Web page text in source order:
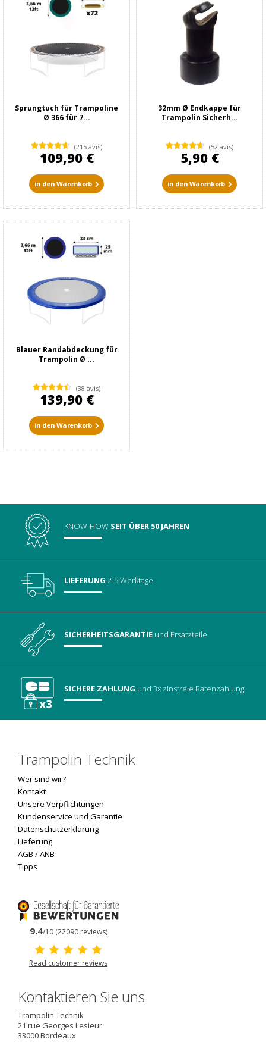
Sprungtuch für Trampoline
Ø 366 für 7...
(215 avis)
109,90 €
in den Warenkorb
32mm Ø Endkappe für
Trampolin Sicherh...
(52 avis)
5,90 €
in den Warenkorb
Blauer Randabdeckung für
Trampolin Ø ...
(38 avis)
139,90 €
in den Warenkorb
KNOW-HOW SEIT ÜBER 50 JAHREN
LIEFERUNG 2-5 Werktage
SICHERHEITSGARANTIE und Ersatzteile
SICHERE ZAHLUNG und 3x zinsfreie Ratenzahlung
Trampolin Technik
Wer sind wir?
Kontakt
Unsere Verpflichtungen
Kundenservice und Garantie
Datenschutzerklärung
Lieferung
AGB /ANB
Tipps
9.4/10 (22090 reviews)
Read customer reviews
Kontaktieren Sie uns
Trampolin Technik
21 rue Georges Lesieur
33000Bordeaux